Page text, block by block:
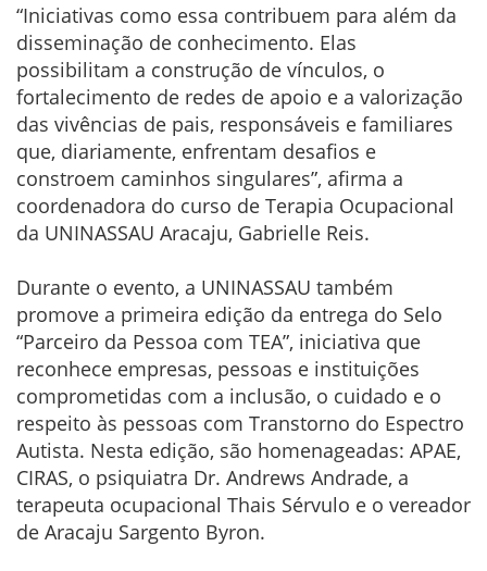
“Iniciativas como essa contribuem para além da
disseminação de conhecimento. Elas
possibilitam a construção de vínculos, o
fortalecimento de redes de apoio e a valorização
das vivências de pais, responsáveis e familiares
que, diariamente, enfrentam desafios e
constroem caminhos singulares”, afirma a
coordenadora do curso de Terapia Ocupacional
da UNINASSAU Aracaju, Gabrielle Reis.
Durante o evento, a UNINASSAU também
promove a primeira edição da entrega do Selo
“Parceiro da Pessoa com TEA”, iniciativa que
reconhece empresas, pessoas e instituições
comprometidas com a inclusão, o cuidado e o
respeito às pessoas com Transtorno do Espectro
Autista. Nesta edição, são homenageadas: APAE,
CIRAS, o psiquiatra Dr. Andrews Andrade, a
terapeuta ocupacional Thais Sérvulo e o vereador
de Aracaju Sargento Byron.